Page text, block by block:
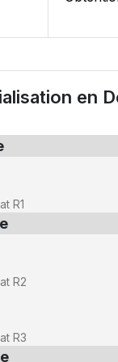
en
R1
R2
R3